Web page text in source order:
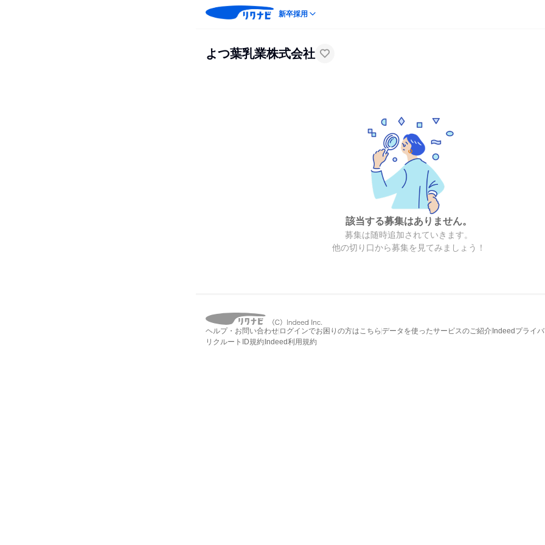
新卒採用
よつ葉乳業株式会社
該当する募集はありません。
募集は随時追加されていきます。
他の切り口から募集を見てみましょう！
ヘルプ・お問い合わせ ログインでお困りの方はこちら データを使ったサービスのご紹介 Indeedプライ
リクルートID規約 Indeed利用規約